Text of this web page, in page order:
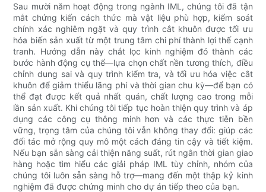
Sau mười năm hoạt động trong ngành IML, chúng tôi đã tận
mắt chứng kiến ​​cách thức mà vật liệu phù hợp, kiểm soát
chính xác nghiêm ngặt và quy trình cắt khuôn được tối ưu
hóa biến sản xuất từ ​​một trung tâm chi phí thành lợi thế cạnh
tranh. Hướng dẫn này chắt lọc kinh nghiệm đó thành các
bước hành động cụ thể—lựa chọn chất nền tương thích, điều
chỉnh dung sai và quy trình kiểm tra, và tối ưu hóa việc cắt
khuôn để giảm thiểu lãng phí và thời gian chu kỳ—để bạn có
thể đạt được kết quả nhất quán, chất lượng cao trong mỗi
lần sản xuất. Khi chúng tôi tiếp tục hoàn thiện quy trình và áp
dụng các công cụ thông minh hơn và các thực tiễn bền
vững, trọng tâm của chúng tôi vẫn không thay đổi: giúp các
đối tác mở rộng quy mô một cách đáng tin cậy và tiết kiệm.
Nếu bạn sẵn sàng cải thiện năng suất, rút ​​ngắn thời gian giao
hàng hoặc tìm hiểu các giải pháp IML tùy chỉnh, nhóm của
chúng tôi luôn sẵn sàng hỗ trợ—mang đến một thập kỷ kinh
nghiệm đã được chứng minh cho dự án tiếp theo của bạn.